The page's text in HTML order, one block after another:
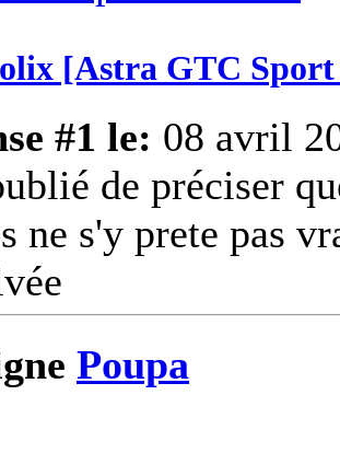
[Astra GTC Sport
#1 le: 08 avril
de préciser
ne s'y prete pas
Poupa